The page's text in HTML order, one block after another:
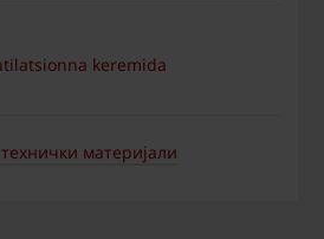
keremida
материјали